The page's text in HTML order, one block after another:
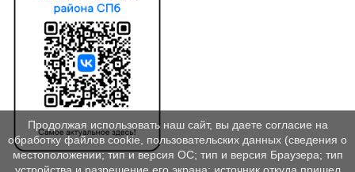
Продолжая использовать наш сайт, вы даете согласие на
обработку файлов cookie, пользовательских данных (сведения о
местоположении; тип и версия ОС; тип и версия Браузера; тип